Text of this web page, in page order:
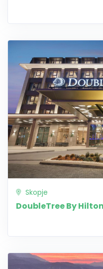
Skopje
DoubleTree By